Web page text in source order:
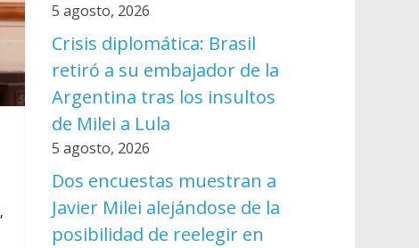
,
5 agosto, 2026
Crisis diplomática: Brasil
retiró a su embajador de la
Argentina tras los insultos
de Milei a Lula
5 agosto, 2026
Dos encuestas muestran a
Javier Milei alejándose de la
posibilidad de reelegir en